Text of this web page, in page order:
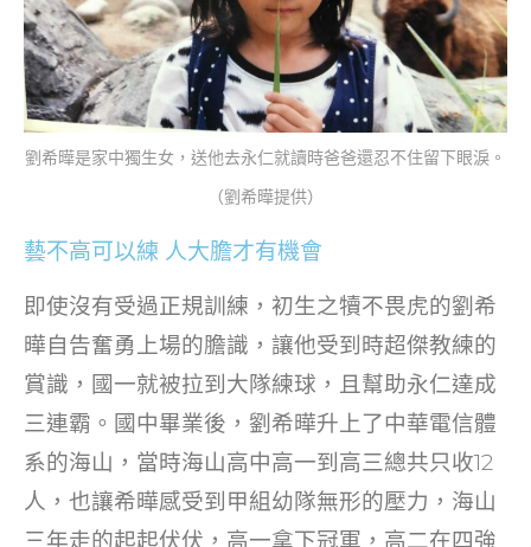
劉希曄是家中獨生女，送他去永仁就讀時爸爸還忍不住留下眼淚。
（劉希曄提供）
藝不高可以練 人大膽才有機會
即使沒有受過正規訓練，初生之犢不畏虎的劉希
曄自告奮勇上場的膽識，讓他受到時超傑教練的
賞識，國一就被拉到大隊練球，且幫助永仁達成
三連霸。國中畢業後，劉希曄升上了中華電信體
系的海山，當時海山高中高一到高三總共只收12
人，也讓希曄感受到甲組幼隊無形的壓力，海山
三年走的起起伏伏，高一拿下冠軍，高二在四強